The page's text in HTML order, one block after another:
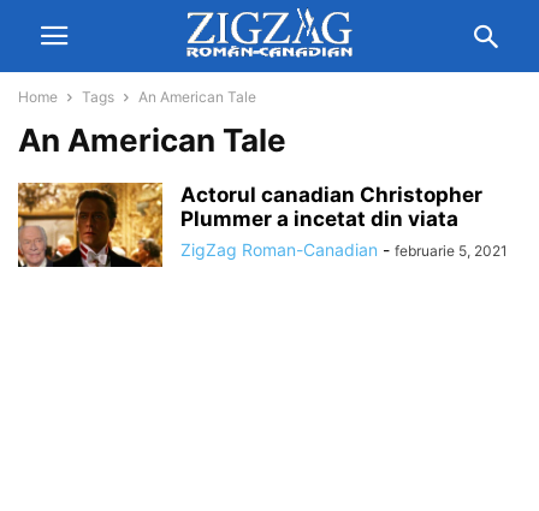
Home Tags An American Tale
An American Tale
Actorul canadian Christopher
Plummer a incetat din viata
ZigZag Roman-Canadian - februarie 5, 2021